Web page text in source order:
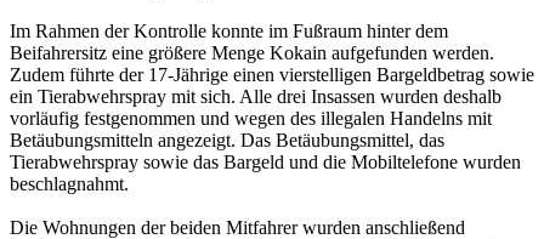
Im Rahmen der Kontrolle konnte im Fußraum hinter dem
Beifahrersitz eine größere Menge Kokain aufgefunden werden.
Zudem führte der 17-Jährige einen vierstelligen Bargeldbetrag sowie
ein Tierabwehrspray mit sich. Alle drei Insassen wurden deshalb
vorläufig festgenommen und wegen des illegalen Handelns mit
Betäubungsmitteln angezeigt. Das Betäubungsmittel, das
Tierabwehrspray sowie das Bargeld und die Mobiltelefone wurden
beschlagnahmt.
Die Wohnungen der beiden Mitfahrer wurden anschließend